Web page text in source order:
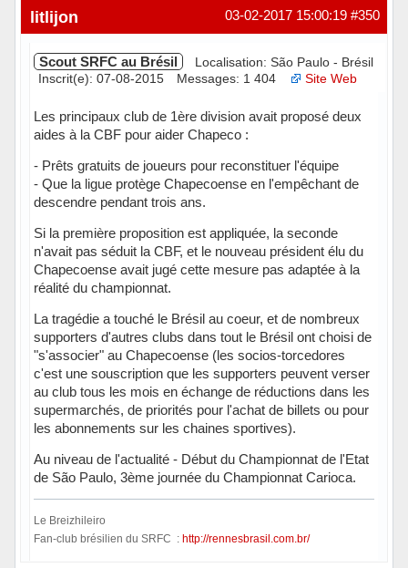
#350
03-02-2017 15:00:19
litlijon
Scout SRFC au Brésil
Localisation: São Paulo - Brésil
Inscrit(e): 07-08-2015
Messages: 1 404 Site Web
Les principaux club de 1ère division avait proposé deux
aides à la CBF pour aider Chapeco :
- Prêts gratuits de joueurs pour reconstituer l'équipe
- Que la ligue protège Chapecoense en l'empêchant de
descendre pendant trois ans.
Si la première proposition est appliquée, la seconde
n'avait pas séduit la CBF, et le nouveau président élu du
Chapecoense avait jugé cette mesure pas adaptée à la
réalité du championnat.
La tragédie a touché le Brésil au coeur, et de nombreux
supporters d'autres clubs dans tout le Brésil ont choisi de
"s'associer" au Chapecoense (les socios-torcedores
c'est une souscription que les supporters peuvent verser
au club tous les mois en échange de réductions dans les
supermarchés, de priorités pour l'achat de billets ou pour
les abonnements sur les chaines sportives).
Au niveau de l'actualité - Début du Championnat de l'Etat
de São Paulo, 3ème journée du Championnat Carioca.
Le Breizhileiro
Fan-club brésilien du SRFC : http://rennesbrasil.com.br/